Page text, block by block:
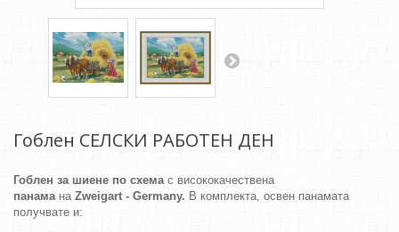
Гоблен СЕЛСКИ РАБОТЕН ДЕН
Гоблен за шиене по схемас висококачествена
панамана Zweigart - Germany. В комплекта, освен панамата
получвате и: